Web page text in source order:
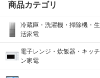
商品カテゴリ
冷蔵庫・洗濯機・掃除機・生
活家電
電子レンジ・炊飯器・キッチ
ン家電